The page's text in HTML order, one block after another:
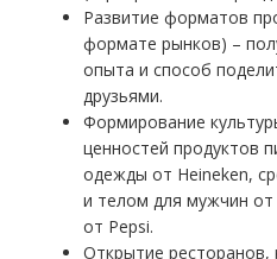
Развитие форматов
формате рынков) –
опыта и способ
друзьями.
Формирование
ценностей продуктов
одежды от Heineken,
и телом для мужчин
от Pepsi.
Открытие ресторанов,